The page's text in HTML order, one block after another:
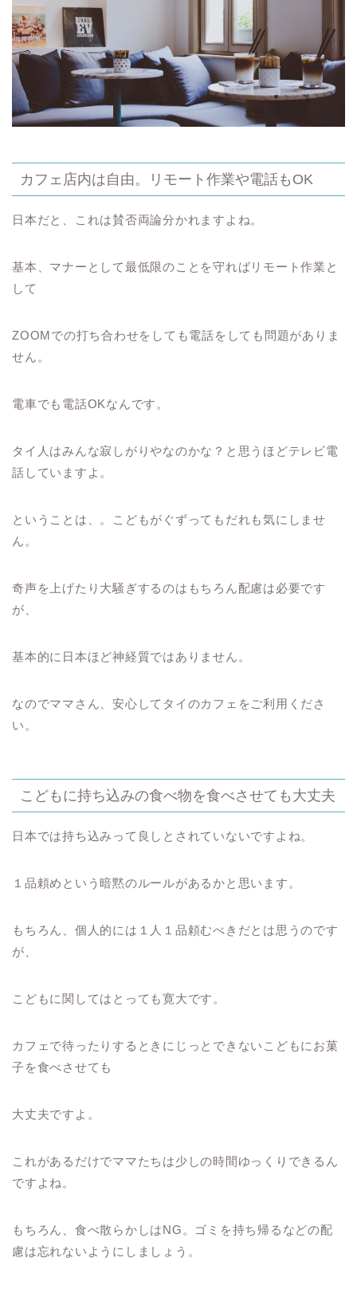
カフェ店内は自由。リモート作業や電話もOK
日本だと、これは賛否両論分かれますよね。
基本、マナーとして最低限のことを守ればリモート作業と
して
ZOOMでの打ち合わせをしても電話をしても問題がありま
せん。
電車でも電話OKなんです。
タイ人はみんな寂しがりやなのかな？と思うほどテレビ電
話していますよ。
ということは、。こどもがぐずってもだれも気にしませ
ん。
奇声を上げたり大騒ぎするのはもちろん配慮は必要です
が、
基本的に日本ほど神経質ではありません。
なのでママさん、安心してタイのカフェをご利用くださ
い。
こどもに持ち込みの食べ物を食べさせても大丈夫
日本では持ち込みって良しとされていないですよね。
１品頼めという暗黙のルールがあるかと思います。
もちろん、個人的には１人１品頼むべきだとは思うのです
が、
こどもに関してはとっても寛大です。
カフェで待ったりするときにじっとできないこどもにお菓
子を食べさせても
大丈夫ですよ。
これがあるだけでママたちは少しの時間ゆっくりできるん
ですよね。
もちろん、食べ散らかしはNG。ゴミを持ち帰るなどの配
慮は忘れないようにしましょう。